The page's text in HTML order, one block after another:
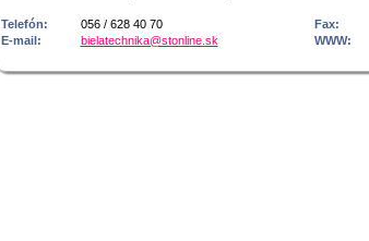
Telefón: 056 / 628 40 70 Fax:
E-mail:
bielatechnika@stonline.sk WWW: